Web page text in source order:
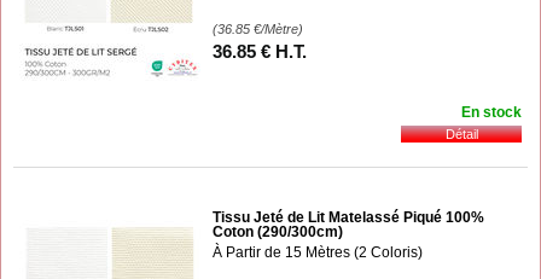
(36.85 €/Mètre)
36.85 € H.T.
En stock
Tissu Jeté de Lit Matelassé Piqué 100%
Coton (290/300cm)
À Partir de 15 Mètres (2 Coloris)